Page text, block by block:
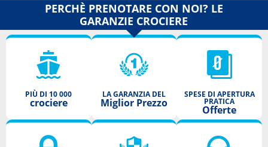
PERCHÈ PRENOTARE CON NOI? LE
GARANZIE CROCIERE
PIÙ DI 10 000
crociere
LA GARANZIA DEL
Miglior Prezzo
SPESE DI APERTURA
PRATICA
Offerte